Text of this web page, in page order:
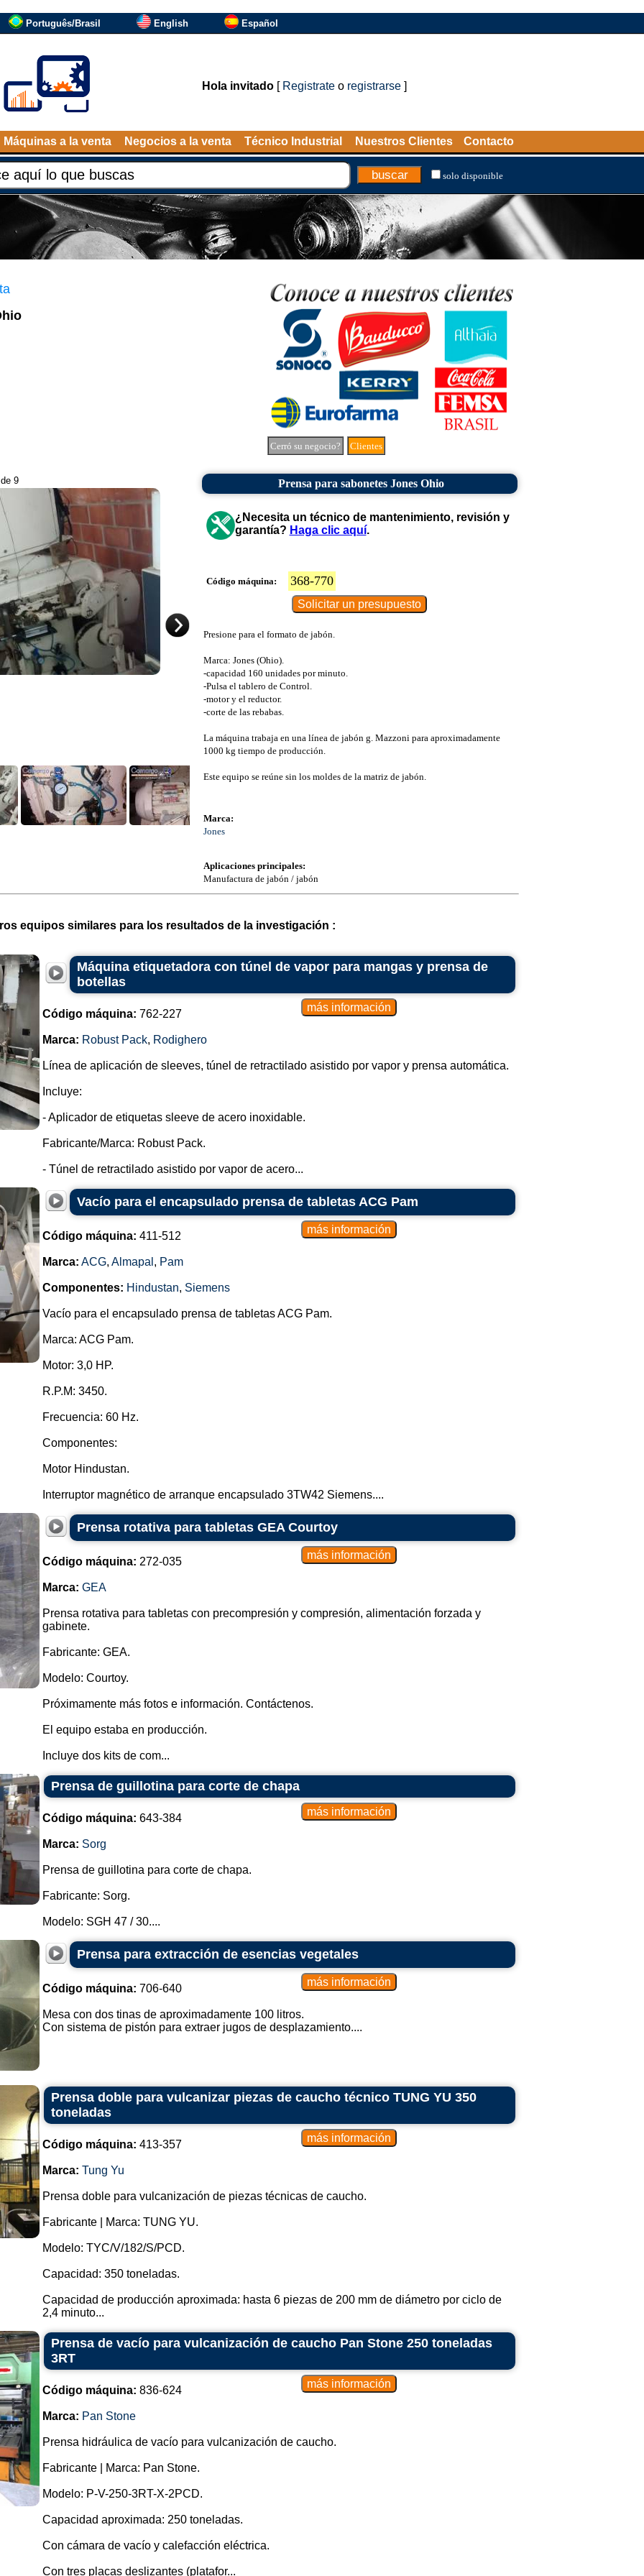
Português/Brasil English Español
Hola invitado[ Registrateo registrarse]
Máquinas a la venta Negocios a la venta Técnico Industrial Nuestros Clientes Contacto
solo disponible
Cerró su negocio? Clientes
9 Prensa para sabonetes Jones Ohio
¿Necesita un técnico de mantenimiento, revisión y
garantía? Haga clic aquí.
Código máquina: 368-770
Presione para el formato de jabón.
Marca: Jones (Ohio).
-capacidad 160 unidades por minuto.
-Pulsa el tablero de Control.
-motor y el reductor.
-corte de las rebabas.
La máquina trabaja en una línea de jabón g. Mazzoni para aproximadamente
1000 kg tiempo de producción.
Este equipo se reúne sin los moldes de la matriz de jabón.
Marca:
Jones
Aplicaciones principales:
Manufactura de jabón / jabón
equipos similares para los resultados de la investigación :
Máquina etiquetadora con túnel de vapor para mangas y prensa de
botellas
Código máquina: 762-227
Marca: Robust Pack, Rodighero
Línea de aplicación de sleeves, túnel de retractilado asistido por vapor y prensa automática.
Incluye:
- Aplicador de etiquetas sleeve de acero inoxidable.
Fabricante/Marca: Robust Pack.
- Túnel de retractilado asistido por vapor de acero...
Vacío para el encapsulado prensa de tabletas ACG Pam
Código máquina: 411-512
Marca: ACG, Almapal , Pam
Componentes: Hindustan, Siemens
Vacío para el encapsulado prensa de tabletas ACG Pam.
Marca: ACG Pam.
Motor: 3,0 HP.
R.P.M: 3450.
Frecuencia: 60 Hz.
Componentes:
Motor Hindustan.
Interruptor magnético de arranque encapsulado 3TW42 Siemens....
Prensa rotativa para tabletas GEA Courtoy
Código máquina: 272-035
Marca: GEA
Prensa rotativa para tabletas con precompresión y compresión, alimentación forzada y
gabinete.
Fabricante: GEA.
Modelo: Courtoy.
Próximamente más fotos e información. Contáctenos.
El equipo estaba en producción.
Incluye dos kits de com...
Prensa de guillotina para corte de chapa
Código máquina: 643-384
Marca: Sorg
Prensa de guillotina para corte de chapa.
Fabricante: Sorg.
Modelo: SGH 47 / 30....
Prensa para extracción de esencias vegetales
Código máquina: 706-640
Mesa con dos tinas de aproximadamente 100 litros.
Con sistema de pistón para extraer jugos de desplazamiento....
Prensa doble para vulcanizar piezas de caucho técnico TUNG YU 350
toneladas
Código máquina: 413-357
Marca: Tung Yu
Prensa doble para vulcanización de piezas técnicas de caucho.
Fabricante | Marca: TUNG YU.
Modelo: TYC/V/182/S/PCD.
Capacidad: 350 toneladas.
Capacidad de producción aproximada: hasta 6 piezas de 200 mm de diámetro por ciclo de
2,4 minuto...
Prensa de vacío para vulcanización de caucho Pan Stone 250 toneladas
3RT
Código máquina: 836-624
Marca: Pan Stone
Prensa hidráulica de vacío para vulcanización de caucho.
Fabricante | Marca: Pan Stone.
Modelo: P-V-250-3RT-X-2PCD.
Capacidad aproximada: 250 toneladas.
Con cámara de vacío y calefacción eléctrica.
Con tres placas deslizantes (platafor...